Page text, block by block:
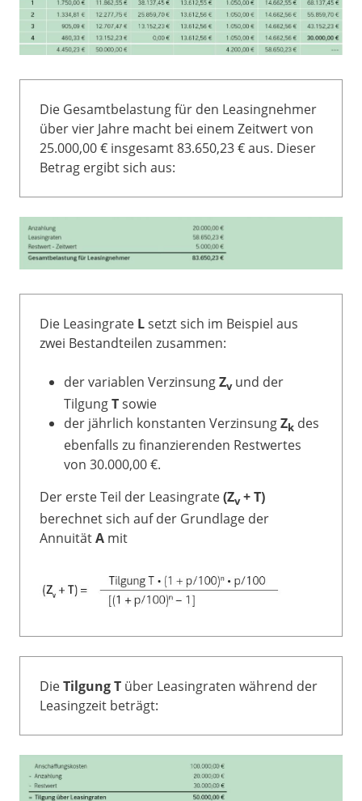
Die Gesamtbelastung für den Leasingnehmer
über vier Jahre macht bei einem Zeitwert von
25.000,00 € insgesamt 83.650,23 € aus. Dieser
Betrag ergibt sich aus:
Die Leasingrate Lsetzt sich im Beispiel aus
zwei Bestandteilen zusammen:
der variablen VerzinsungZvund der
TilgungTsowie
der jährlich konstanten VerzinsungZk des
ebenfalls zu finanzierenden Restwertes
von 30.000,00 €.
Der erste Teil der Leasingrate(Zv+ T)
berechnet sich auf der Grundlage der
AnnuitätA mit
DieTilgung T über Leasingraten während der
Leasingzeit beträgt: